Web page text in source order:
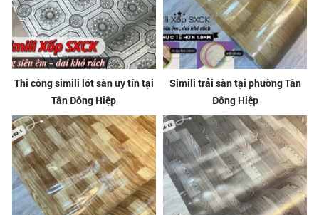
Thi công simili lót sàn uy tín tại
Tân Đông Hiệp
Simili trải sàn tại phường Tân
Đông Hiệp